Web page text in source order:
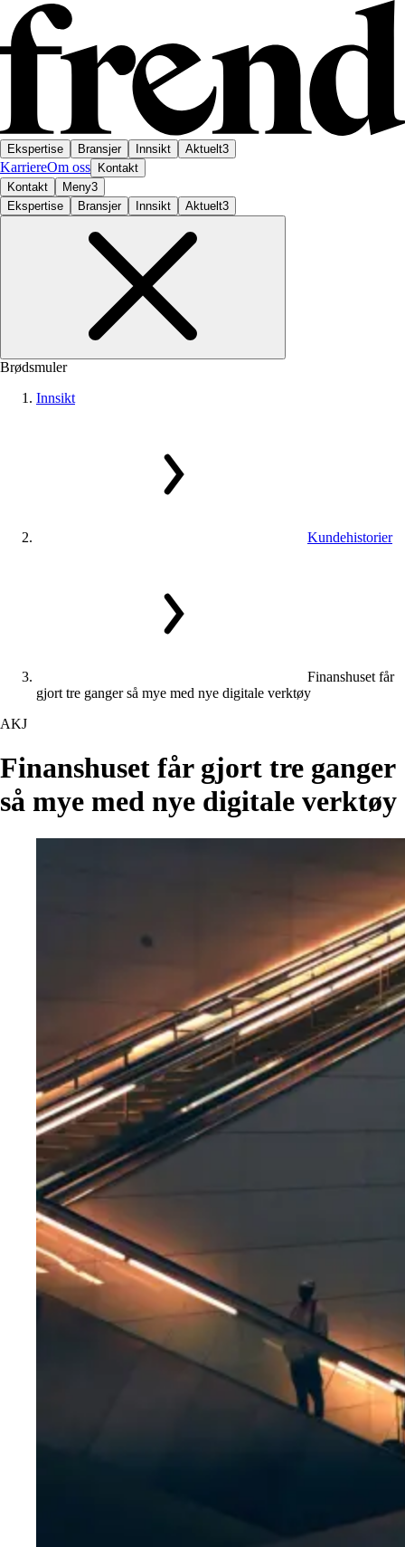
Ekspertise Bransjer Innsikt Aktuelt3
KarriereOm oss
Kontakt
Kontakt
Meny3
Ekspertise
Bransjer Innsikt Aktuelt3
Brødsmuler
Innsikt
Kundehistorier
Finanshuset får
gjort tre ganger så mye med nye digitale verktøy
AKJ
Finanshuset får gjort tre ganger
så mye med nye digitale verktøy